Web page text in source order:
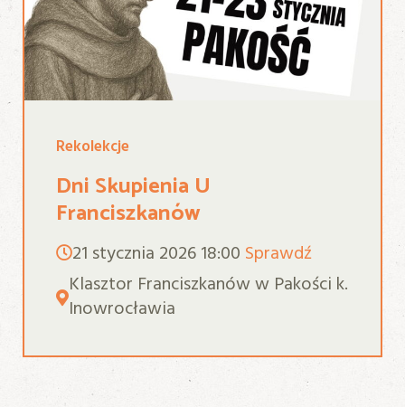
Rekolekcje
Dni Skupienia U
Franciszkanów
21 stycznia 202618:00 Sprawdź
Klasztor Franciszkanów w Pakości k.
Inowrocławia